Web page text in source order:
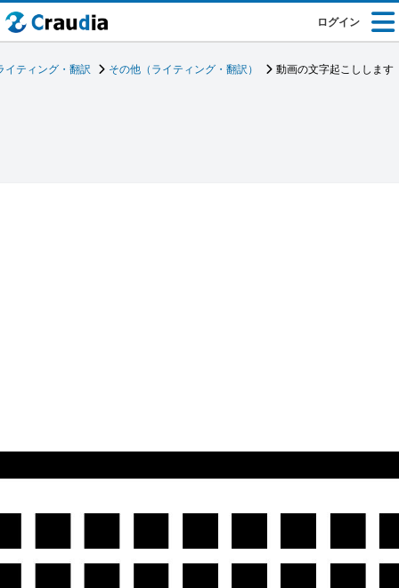
ログイン
イティング・翻訳 その他（ライティング・翻訳） 動画の文字起こしします